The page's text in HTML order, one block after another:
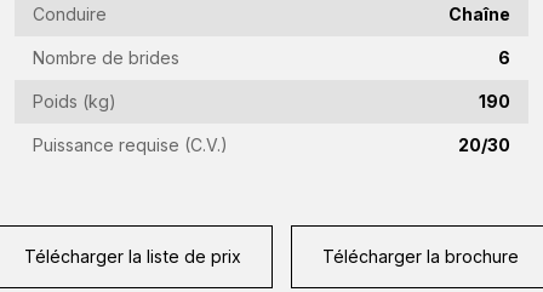
Conduire Chaîne
Nombre de brides 6
Poids (kg) 190
Puissance requise (C.V.) 20/30
Télécharger la liste de prix Télécharger la brochure
(Required)
(Required)
de
résidence
Vraag